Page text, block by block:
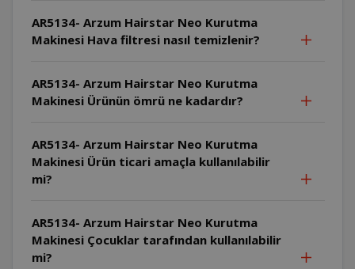
AR5134- Arzum Hairstar Neo Kurutma
Makinesi Hava filtresi nasıl temizlenir?
AR5134- Arzum Hairstar Neo Kurutma
Makinesi Ürünün ömrü ne kadardır?
AR5134- Arzum Hairstar Neo Kurutma
Makinesi Ürün ticari amaçla kullanılabilir
mi?
AR5134- Arzum Hairstar Neo Kurutma
Makinesi Çocuklar tarafından kullanılabilir
mi?